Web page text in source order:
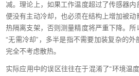
减。理论上，如果工作温度超过了传感器
便没有主动冷却，也必须在结构上增加被动
热隔离支架，否则测量精度将严重下降。所
“无需冷却”，多半是指不需要加装复杂的
完全不考虑散热。
实际应用中的误区往往在于混淆了“环境温